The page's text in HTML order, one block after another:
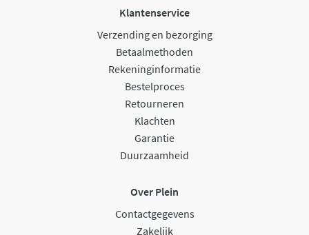
Klantenservice
Verzending en bezorging
Betaalmethoden
Rekeninginformatie
Bestelproces
Retourneren
Klachten
Garantie
Duurzaamheid
Over Plein
Contactgegevens
Zakelijk